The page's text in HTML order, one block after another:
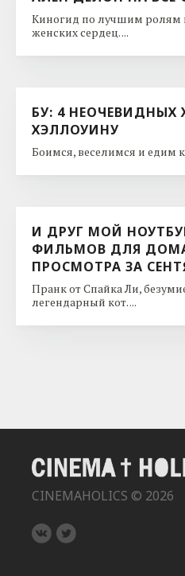
Киногид по лучшим ролям
женских сердец. ...
БУ: 4 НЕОЧЕВИДНЫХ
ХЭЛЛОУИНУ
Боимся, веселимся и едим
И ДРУГ МОЙ
ФИЛЬМОВ ДЛЯ
ПРОСМОТРА ЗА
Пранк от Спайка Ли,
легендарный кот. ...
CINEMAHOLICS © 2026